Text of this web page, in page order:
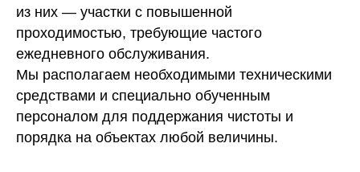
из них — участки с повышенной
проходимостью, требующие частого
ежедневного обслуживания.
Мы располагаем необходимыми техническими
средствами и специально обученным
персоналом для поддержания чистоты и
порядка на объектах любой величины.